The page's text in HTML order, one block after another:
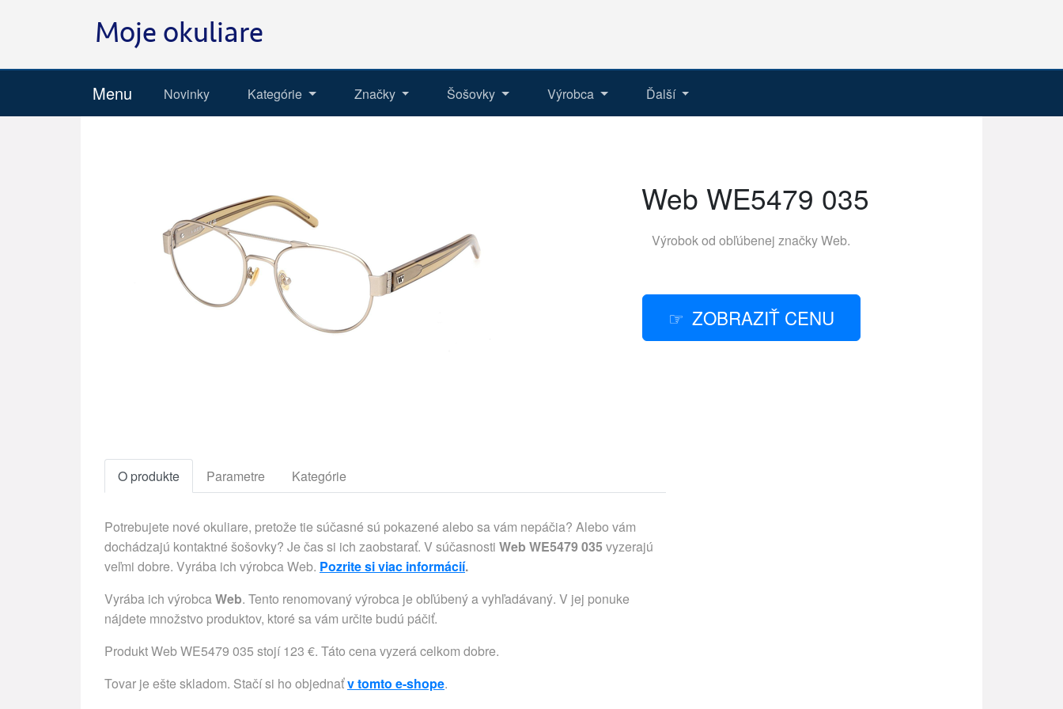
Menu Novinky Kategórie Značky Šošovky Výrobca Ďalší
Web WE5479 035
Výrobok od obľúbenej značkyWeb.
ZOBRAZIŤ CENU
O produkte Parametre Kategórie
Potrebujete nové okuliare, pretože tie súčasné sú pokazené alebo sa vám nepáčia? Alebo vám
dochádzajú kontaktné šošovky? Je čas si ich zaobstarať. V súčasnosti Web WE5479 035 vyzerajú
veľmi dobre. Vyrába ich výrobca Web. Pozrite si viac informácií.
Vyrába ich výrobcaWeb. Tento renomovaný výrobca je obľúbený a vyhľadávaný. V jej ponuke
nájdete množstvo produktov, ktoré sa vám určite budú páčiť.
Produkt Web WE5479 035 stojí 123 €. Táto cena vyzerá celkom dobre.
Tovar je ešte skladom. Stačí si ho objednaťv tomto e-shope.